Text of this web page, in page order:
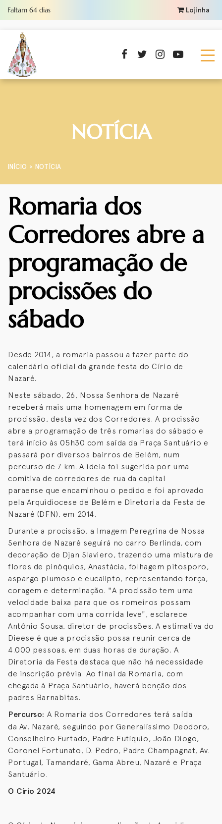
Faltam 64 dias Lojinha
NOTÍCIA
INÍCIO NOTÍCIA
Romaria dos
Corredores abre a
programação de
procissões do
sábado
Desde 2014, a romaria passou a fazer parte do
calendário oficial da grande festa do Círio de
Nazaré.
Neste sábado, 26, Nossa Senhora de Nazaré
receberá mais uma homenagem em forma de
procissão, desta vez dos Corredores. A procissão
abre a programação de três romarias do sábado e
terá início às 05h30 com saída da Praça Santuário e
passará por diversos bairros de Belém, num
percurso de 7 km. A ideia foi sugerida por uma
comitiva de corredores de rua da capital
paraense que encaminhou o pedido e foi aprovado
pela Arquidiocese de Belém e Diretoria da Festa de
Nazaré (DFN), em 2014.
Durante a procissão, a Imagem Peregrina de Nossa
Senhora de Nazaré seguirá no carro Berlinda, com
decoração de Djan Slaviero, trazendo uma mistura de
flores de pinóquios, Anastácia, folhagem pitosporo,
aspargo plumoso e eucalipto, representando força,
coragem e determinação. "A procissão tem uma
velocidade baixa para que os romeiros possam
acompanhar com uma corrida leve", esclarece
Antônio Sousa, diretor de procissões. A estimativa do
Dieese é que a procissão possa reunir cerca de
4.000 pessoas, em duas horas de duração. A
Diretoria da Festa destaca que não há necessidade
de inscrição prévia. Ao final da Romaria, com
chegada à Praça Santuário, haverá benção dos
padres Barnabitas.
Percurso: A Romaria dos Corredores terá saída
da Av. Nazaré, seguindo por Generalíssimo Deodoro,
Conselheiro Furtado, Padre Eutíquio, João Diogo,
Coronel Fortunato, D. Pedro, Padre Champagnat, Av.
Portugal, Tamandaré, Gama Abreu, Nazaré e Praça
Santuário.
O Círio 2024